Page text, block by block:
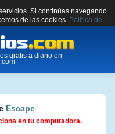
Si continúas navegando
de las cookies. Política de
gratis a diario en
Escape
en tu computadora.